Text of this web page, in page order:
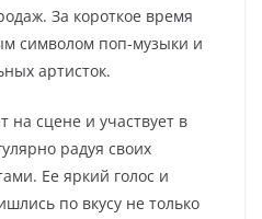
За короткое время
символом поп-музыки и
артисток.
на сцене и участвует в
радуя своих
Ее яркий голос и
по вкусу не только